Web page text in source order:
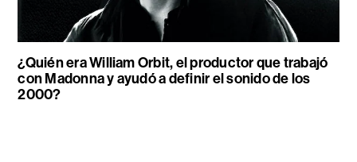
¿Quién era William Orbit, el productor que trabajó
con Madonna y ayudó a definir el sonido de los
2000?